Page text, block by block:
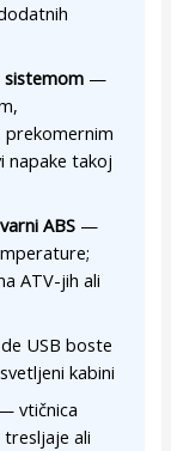
sistemom —
napake takoj
ABS —
ATV-jih ali
USB boste
kabini
vtičnica
ali